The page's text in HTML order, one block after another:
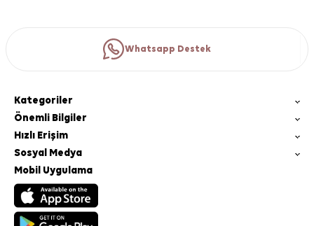
Whatsapp Destek
Kategoriler
Önemli Bilgiler
Hızlı Erişim
Sosyal Medya
Mobil Uygulama